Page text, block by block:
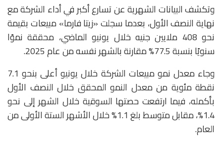
وتكشف البيانات الشهرية عن تسارع أكبر في أداء الشركة مع
نهاية النصف الأول، بعدما سجلت «زيتا فارما» مبيعات بقيمة
نحو 408 ملايين جنيه خلال يونيو الماضي، محققة نموًا
سنويًا بنسبة 77.5% مقارنة بالشهر نفسه من عام 2025.
وجاء معدل نمو مبيعات الشركة خلال يونيو أعلى بنحو 7.1
نقطة مئوية من معدل النمو المحقق خلال النصف الأول
بأكمله، فيما ارتفعت حصتها السوقية خلال الشهر إلى نحو
1.4%، مقابل متوسط بلغ 1.1% خلال الأشهر الستة الأولى من
العام.